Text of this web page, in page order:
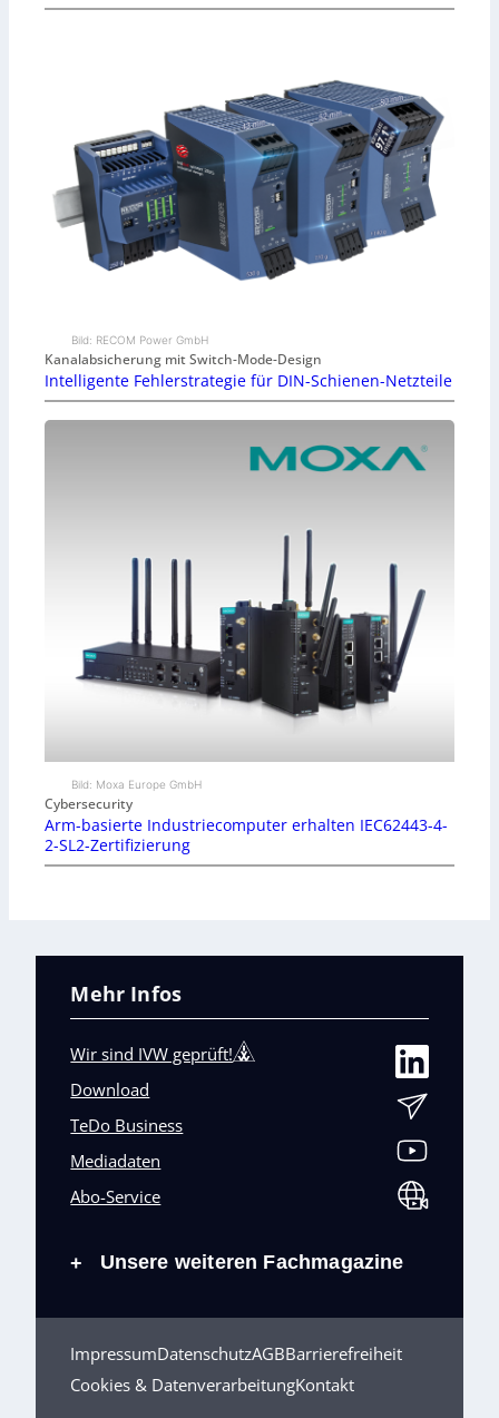
Bild: RECOM Power GmbH
Kanalabsicherung mit Switch-Mode-Design
Intelligente Fehlerstrategie für DIN-Schienen-Netzteile
Bild: Moxa Europe GmbH
Cybersecurity
Arm-basierte Industriecomputer erhalten IEC62443-4-
2-SL2-Zertifizierung
Mehr Infos
Wir sind IVW geprüft!
Download
TeDo Business
Mediadaten
Abo-Service
+ Unsere weiteren Fachmagazine
ImpressumDatenschutzAGBBarrierefreiheit
Cookies & DatenverarbeitungKontakt